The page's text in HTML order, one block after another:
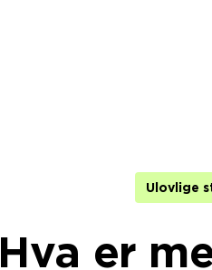
Ulovlige
Hva er